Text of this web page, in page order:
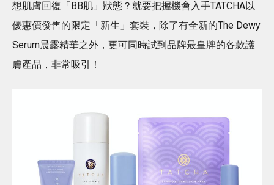
想肌膚回復「BB肌」狀態？就要把握機會入手TATCHA以
優惠價發售的限定「新生」套裝，除了有全新的The Dewy
Serum晨露精華之外，更可同時試到品牌最皇牌的各款護
膚產品，非常吸引！